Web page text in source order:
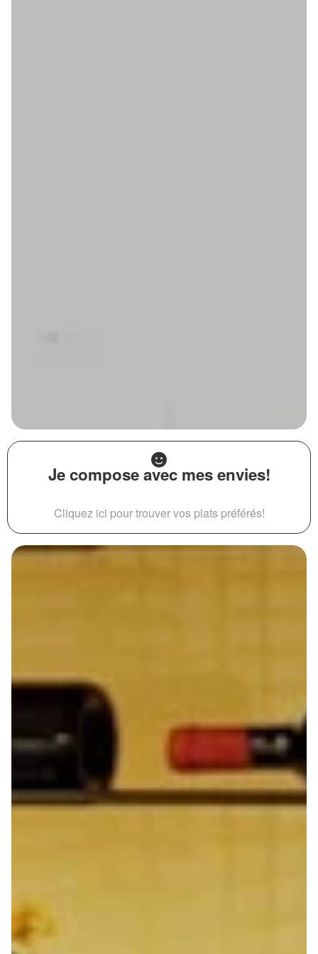
Je compose avec mes envies!
Cliquez ici pour trouver vos plats préférés!